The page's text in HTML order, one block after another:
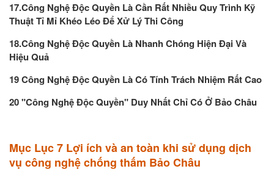
17.Công Nghệ Độc Quyền Là Cần Rất Nhiều Quy Trình Kỹ
Thuật Tỉ Mỉ Khéo Léo Để Xử Lý Thi Công
18.Công Nghệ Độc Quyền Là Nhanh Chóng Hiện Đại Và
Hiệu Quả
19 Công Nghệ Độc Quyền Là Có Tính Trách Nhiệm Rất Cao
20 "Công Nghệ Độc Quyền" Duy Nhất Chỉ Có Ở Bảo Châu
Mục Lục 7 Lợi ích và an toàn khi sử dụng dịch
vụ công nghệ chống thấm Bảo Châu